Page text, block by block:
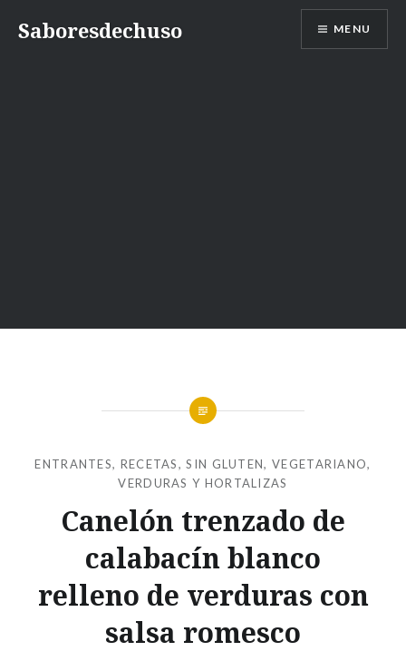
Saboresdechuso MENU
ENTRANTES, RECETAS,SIN GLUTEN, VEGETARIANO,
VERDURAS Y HORTALIZAS
Canelón trenzado de
calabacín blanco
relleno de verduras con
salsa romesco